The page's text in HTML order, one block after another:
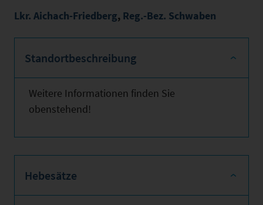
Lkr. Aichach-Friedberg, Reg.-Bez. Schwaben
Standortbeschreibung
Weitere Informationen finden Sie
obenstehend!
Hebesätze